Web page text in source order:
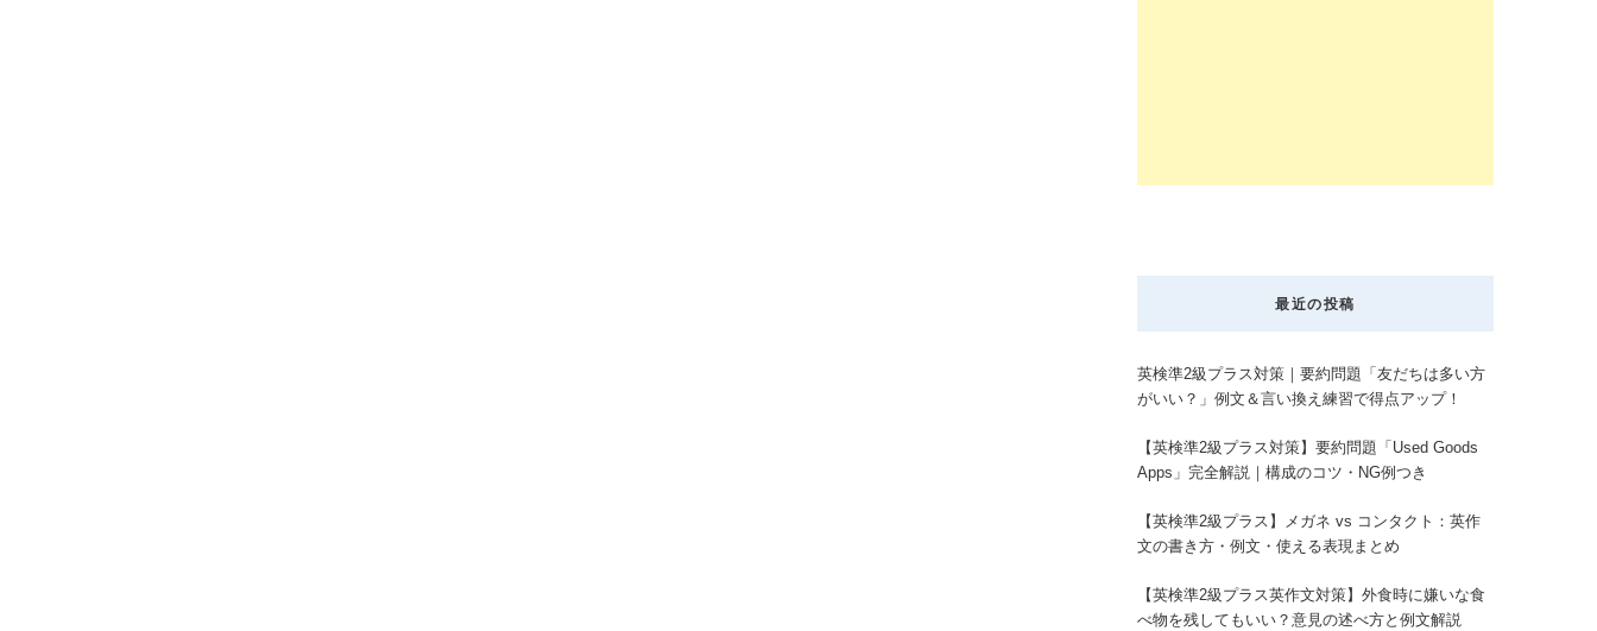
最近の投稿
英検準2級プラス対策｜要約問題「友だちは多い方
がいい？」例文＆言い換え練習で得点アップ！
【英検準2級プラス対策】要約問題「Used Goods
Apps」完全解説｜構成のコツ・NG例つき
【英検準2級プラス】メガネ vs コンタクト：英作
文の書き方・例文・使える表現まとめ
【英検準2級プラス英作文対策】外食時に嫌いな食
べ物を残してもいい？意見の述べ方と例文解説